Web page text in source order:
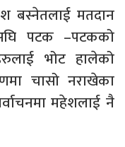
बस्नेतलाई मतदान
पटक –पटकको
भोट हालेको
चासो नराखेका
महेशलाई नै